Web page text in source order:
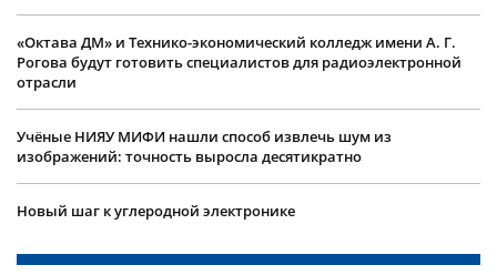
«Октава ДМ» и Технико-экономический колледж имени А. Г.
Рогова будут готовить специалистов для радиоэлектронной
отрасли
Учëные НИЯУ МИФИ нашли способ извлечь шум из
изображений: точность выросла десятикратно
Новый шаг к углеродной электронике